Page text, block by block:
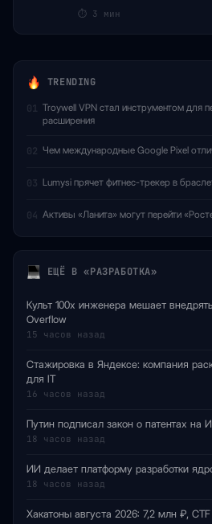
⏱ 3 мин
TRENDING
01 Troywell VPN стал инструментом для
расширения
02 Чем международные Google Pixel
03 Lumysi прячет фитнес-трекер в
04 Активы «Ланита» могут перейти
ЕЩЁ В «РАЗРАБОТКА»
Культ 100x инженера мешает
Overflow
15 часов назад
Стажировка в Яндексе: компания
для IT
16 часов назад
Путин подписал закон о патентах на
18 часов назад
ИИ делает платформу разработки
18 часов назад
Хакатоны августа 2026: 7,2 млн ₽,